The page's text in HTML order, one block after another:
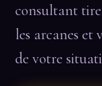
consultant
les arcanes et
de votre